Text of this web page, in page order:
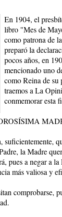
En 1904, el
libro "Mes de
como patrona de
preparó la
pocos años, en
mencionado uno
como Reina de
traemos a La
conmemorar esta
suficientemente,
la Madre
pues a negar a
más valiosa y
comprobarse,